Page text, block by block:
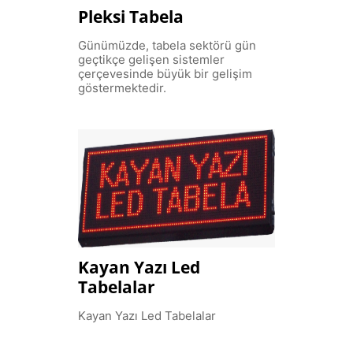
Pleksi Tabela
Günümüzde, tabela sektörü gün
geçtikçe gelişen sistemler
çerçevesinde büyük bir gelişim
göstermektedir.
Kayan Yazı Led
Tabelalar
Kayan Yazı Led Tabelalar